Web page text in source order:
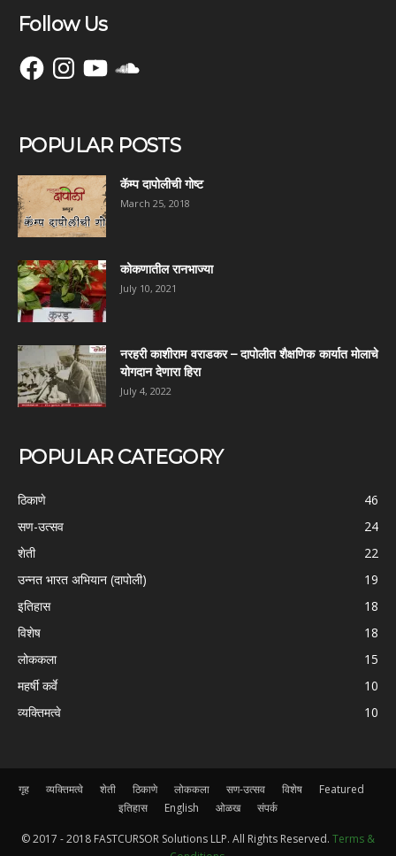
Follow Us
FacebookInstagramYouTubeSoundCloud
POPULAR POSTS
कॅम्प दापोलीची गोष्ट
March 25, 2018
कोकणातील रानभाज्या
July 10, 2021
नरहरी काशीराम वराडकर – दापोलीत शैक्षणिक कार्यात मोलाचे
योगदान देणारा हिरा
July 4, 2022
POPULAR CATEGORY
ठिकाणे
46
सण-उत्सव
24
शेती
22
उन्नत भारत अभियान (दापोली)
19
इतिहास
18
विशेष
18
लोककला
15
महर्षी कर्वे
10
व्यक्तिमत्वे
10
गृह व्यक्तिमत्वे शेती ठिकाणे लोककला सण-उत्सव विशेष
Featured
इतिहास
English ओळख संपर्क
© 2017 - 2018 FASTCURSOR Solutions LLP. All Rights Reserved. Terms &